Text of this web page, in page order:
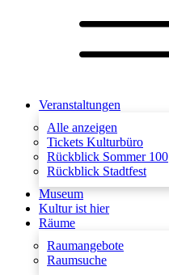
Veranstaltungen
Alle anzeigen
Tickets Kulturbüro
Rückblick Sommer 100
Rückblick Stadtfest
Museum
Kultur ist hier
Räume
Raumangebote
Raumsuche